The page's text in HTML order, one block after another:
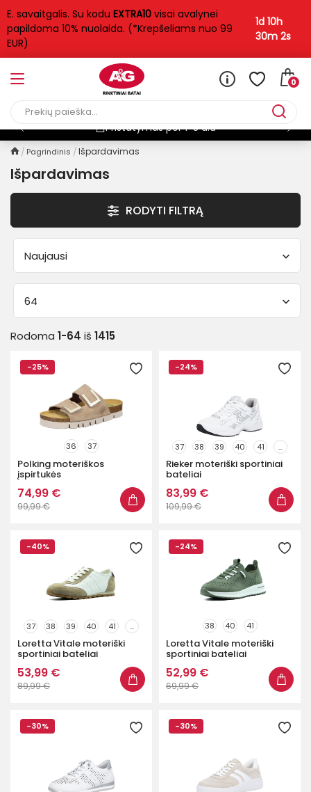
E. savaitgalis. Su kodu EXTRA10 visai avalynei
papildoma 10% nuolaida. (*Krepšeliams nuo 99
EUR)
1d 10h
30m 1s
0
Pristatymas per 1-3 d.d
Pagrindinis Išpardavimas
FILTRAS
Moterims / Vyrams
1019
Kategorija
Aulinukai
Basutės 248
655
Ilgaauliai 17
Įspirtukės
Šlepetės 38
39
42 43 44
Rodyti daugiau
Kaina
Spalva
Tipas
Lygiapadžiai 549
Mokasinai
Sportiniai
Išpardavimas
RODYTI FILTRĄ
Naujausi
64
Rodoma 1-64 iš 1415
-25%
36 37
Polking moteriškos
įspirtukės
74,99 €
99,99 €
-24%
37 38 39 40 41 ...
Rieker moteriški sportiniai
bateliai
83,99 €
109,99 €
-40%
37 38 39 40 41 ...
Loretta Vitale moteriški
sportiniai bateliai
53,99 €
89,99 €
-24%
38 40 41
Loretta Vitale moteriški
sportiniai bateliai
52,99 €
69,99 €
-30% -30%